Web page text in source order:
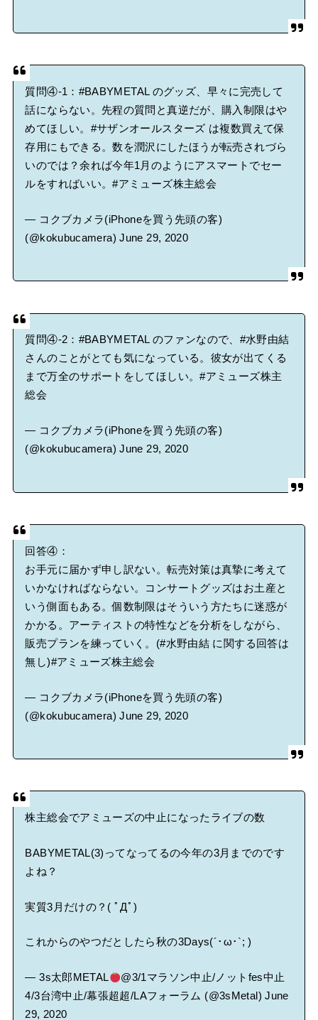
質問④-1： #BABYMETALのグッズ、早々に完売して
話にならない。先程の質問と真逆だが、購入制限はや
めてほしい。 #サザンオールスターズ は複数買えて保
存用にもできる。数を潤沢にしたほうが転売されづら
いのでは？余れば今年1月のようにアスマートでセー
ルをすればいい。#アミューズ株主総会
— コクブカメラ(iPhoneを買う先頭の客)
(@kokubucamera)June 29, 2020
質問④-2： #BABYMETALのファンなので、 #水野由結
さんのことがとても気になっている。彼女が出てくる
まで万全のサポートをしてほしい。#アミューズ株主
総会
— コクブカメラ(iPhoneを買う先頭の客)
(@kokubucamera)June 29, 2020
回答④：
お手元に届かず申し訳ない。転売対策は真摯に考えて
いかなければならない。コンサートグッズはお土産と
いう側面もある。個数制限はそういう方たちに迷惑が
かかる。アーティストの特性などを分析をしながら、
販売プランを練っていく。(#水野由結 に関する回答は
無し)#アミューズ株主総会
— コクブカメラ(iPhoneを買う先頭の客)
(@kokubucamera)June 29, 2020
株主総会でアミューズの中止になったライブの数
BABYMETAL(3)ってなってるの今年の3月までのです
よね？
実質3月だけの？( ﾟДﾟ)
これからのやつだとしたら秋の3Days(´･ω･`; )
— 3s太郎METAL
@3/1マラソン中止/ノットfes中止
4/3台湾中止/幕張超超/LAフォーラム (@3sMetal)June
29, 2020